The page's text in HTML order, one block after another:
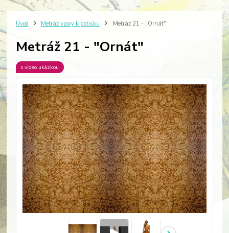
Úvod Metráž vzory k potisku Metráž 21 - "Ornát"
Metráž 21 - "Ornát"
s video ukázkou